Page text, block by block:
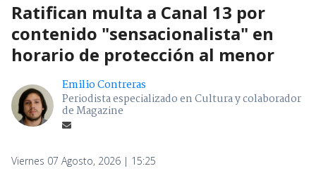
Ratifican multa a Canal 13 por
contenido "sensacionalista" en
horario de protección al menor
Emilio Contreras
Periodista especializado en Cultura y colaborador
de Magazine
Viernes 07 Agosto, 2026 | 15:25